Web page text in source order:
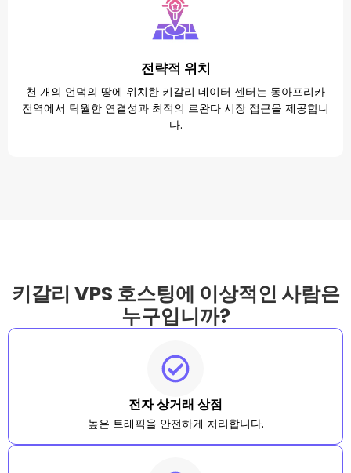
전략적 위치
천 개의 언덕의 땅에 위치한 키갈리 데이터 센터는 동아프리카
전역에서 탁월한 연결성과 최적의 르완다 시장 접근을 제공합니
다.
키갈리 VPS 호스팅에 이상적인 사람은
누구입니까?
전자 상거래 상점
높은 트래픽을 안전하게 처리합니다.